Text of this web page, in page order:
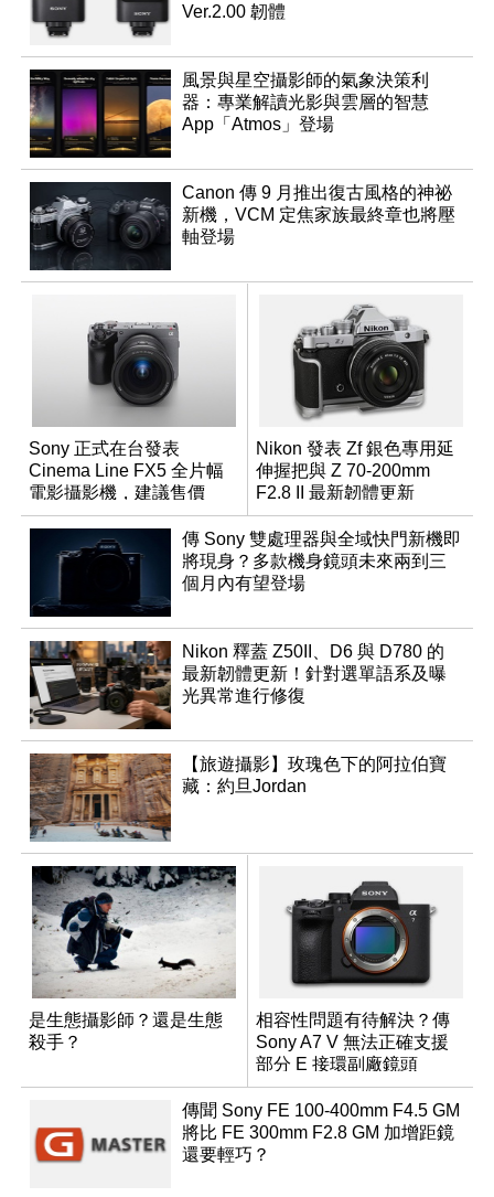
Ver.2.00 韌體
風景與星空攝影師的氣象決策利
器：專業解讀光影與雲層的智慧
App「Atmos」登場
Canon 傳 9 月推出復古風格的神祕
新機，VCM 定焦家族最終章也將壓
軸登場
Sony 正式在台發表
Cinema Line FX5 全片幅
電影攝影機，建議售價
NT$144,980
Nikon 發表 Zf 銀色專用延
伸握把與 Z 70-200mm
F2.8 II 最新韌體更新
傳 Sony 雙處理器與全域快門新機即
將現身？多款機身鏡頭未來兩到三
個月內有望登場
Nikon 釋蓋 Z50II、D6 與 D780 的
最新韌體更新！針對選單語系及曝
光異常進行修復
【旅遊攝影】玫瑰色下的阿拉伯寶
藏：約旦Jordan
是生態攝影師？還是生態
殺手？
相容性問題有待解決？傳
Sony A7 V 無法正確支援
部分 E 接環副廠鏡頭
傳聞 Sony FE 100-400mm F4.5 GM
將比 FE 300mm F2.8 GM 加增距鏡
還要輕巧？